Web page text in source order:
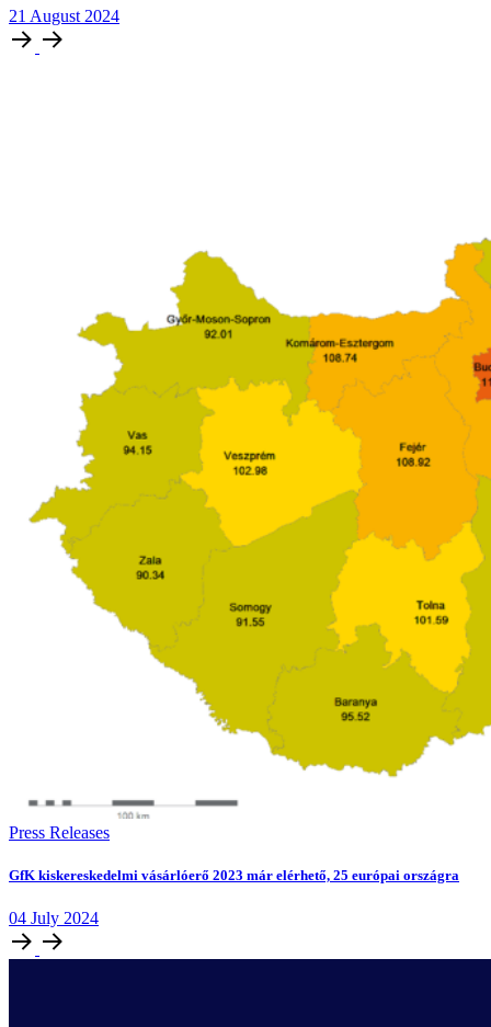
21 August 2024
Press Releases
GfK kiskereskedelmi vásárlóerő 2023 már elérhető, 25 európai országra
04 July 2024